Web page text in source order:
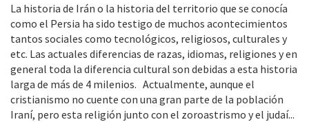
La historia de Irán o la historia del territorio que se conocía
como el Persia ha sido testigo de muchos acontecimientos
tantos sociales como tecnológicos, religiosos, culturales y
etc. Las actuales diferencias de razas, idiomas, religiones y en
general toda la diferencia cultural son debidas a esta historia
larga de más de 4 milenios. Actualmente, aunque el
cristianismo no cuente con una gran parte de la población
Iraní, pero esta religión junto con el zoroastrismo y el judaí...